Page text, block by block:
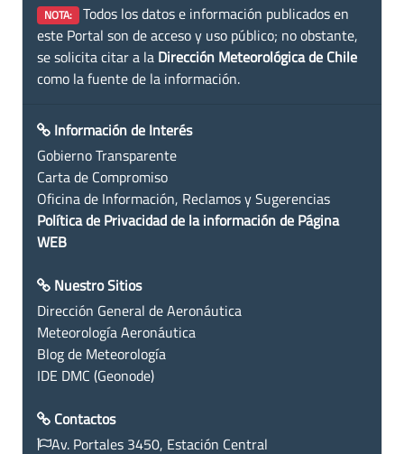
NOTA: Todos los datos e información publicados en
este Portal son de acceso y uso público; no obstante,
se solicita citar a la Dirección Meteorológica de Chile
como la fuente de la información.
Información de Interés
Gobierno Transparente
Carta de Compromiso
Oficina de Información, Reclamos y Sugerencias
Política de Privacidad de la información de Página
WEB
Nuestro Sitios
Dirección General de Aeronáutica
Meteorología Aeronáutica
Blog de Meteorología
IDE DMC (Geonode)
Contactos
Av. Portales 3450, Estación Central